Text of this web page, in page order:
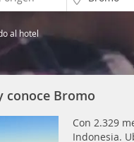
al hotel
conoce Bromo
Con 2.329
Indonesia.